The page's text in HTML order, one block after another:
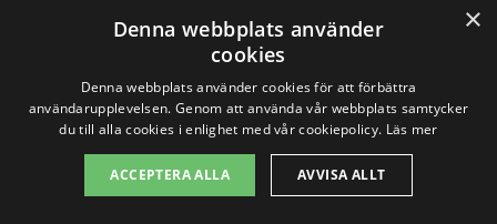
viktig del av underhållet av ditt hem, och
det kan göra stor skillnad för både
utseendet och hållbarheten på din
fastighet. Vi erbjuder en smidig process
×
Denna webbplats använder
cookies
Denna webbplats använder cookies för att förbättra
användarupplevelsen. Genom att använda vår webbplats samtycker
du till alla cookies i enlighet med vår cookiepolicy. Läs mer
ACCEPTERA ALLA AVVISA ALLT